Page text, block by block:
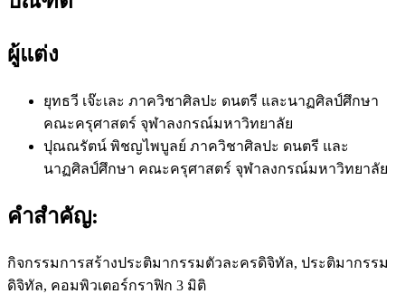
ผู้แต่ง
ยุทธวี เจ๊ะเละ ภาควิชาศิลปะ ดนตรี และนาฏศิลป์ศึกษา
คณะครุศาสตร์ จุฬาลงกรณ์มหาวิทยาลัย
ปุณณรัตน์ พิชญไพบูลย์ ภาควิชาศิลปะ ดนตรี และ
นาฏศิลป์ศึกษา คณะครุศาสตร์ จุฬาลงกรณ์มหาวิทยาลัย
คำสำคัญ:
กิจกรรมการสร้างประติมากรรมตัวละครดิจิทัล, ประติมากรรม
ดิจิทัล, คอมพิวเตอร์กราฟิก 3 มิติ